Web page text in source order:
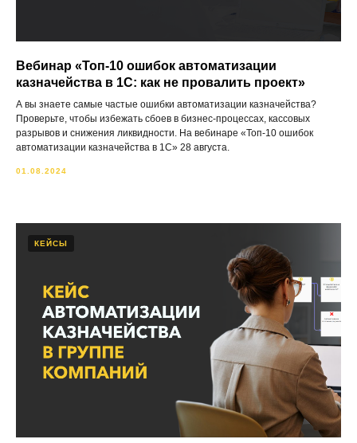
Вебинар «Топ-10 ошибок автоматизации
казначейства в 1С: как не провалить проект»
А вы знаете самые частые ошибки автоматизации казначейства?
Проверьте, чтобы избежать сбоев в бизнес-процессах, кассовых
разрывов и снижения ликвидности. На вебинаре «Топ-10 ошибок
автоматизации казначейства в 1С» 28 августа.
01.08.2024
КЕЙСЫ